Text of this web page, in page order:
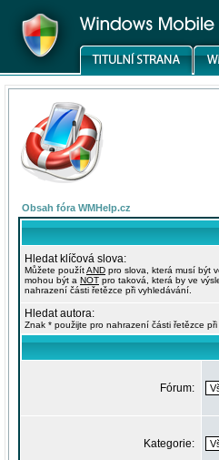
Obsah fóra WMHelp.cz
Hledat klíčová slova:
Můžete použítAND pro slova, která musí být
mohou být a NOT pro taková, která by ve
nahrazení části řetězce při vyhledávání.
Hledat autora:
Znak * použijte pro nahrazení části řetězce
Fórum:
Kategorie: